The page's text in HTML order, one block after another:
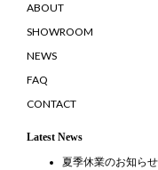
ABOUT
SHOWROOM
NEWS
FAQ
CONTACT
Latest News
夏季休業のお知らせ